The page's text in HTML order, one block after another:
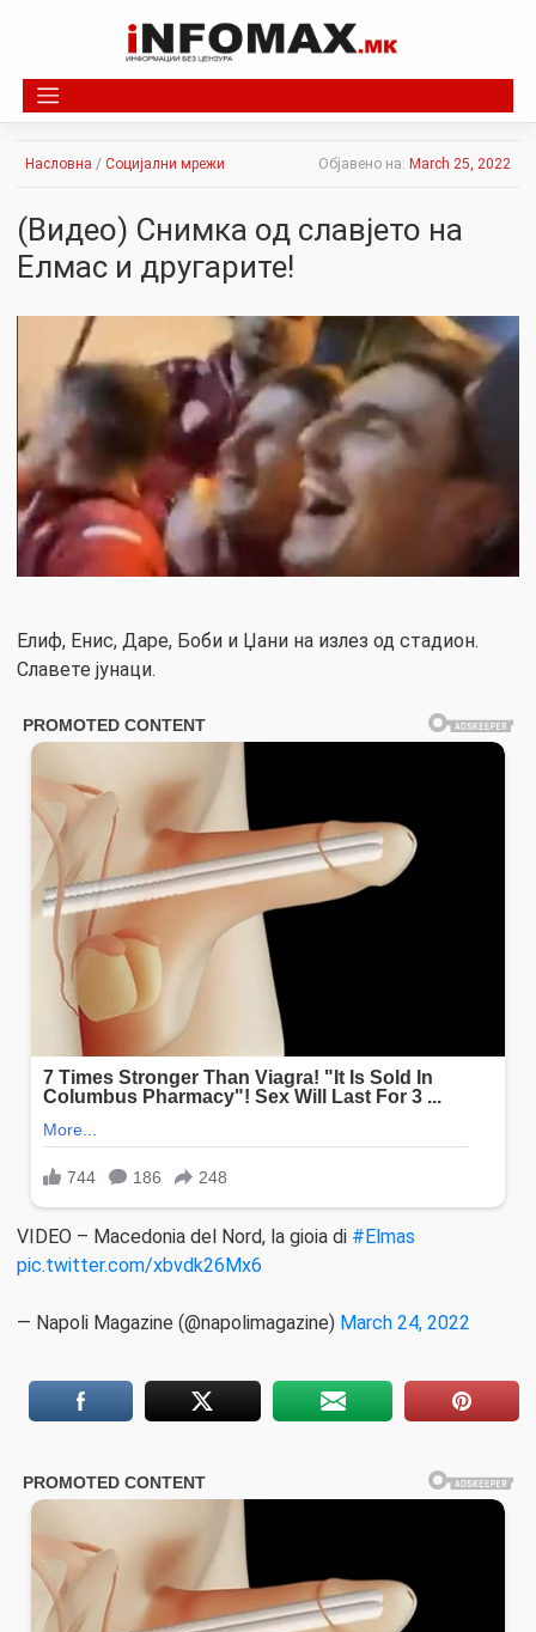
Насловна / Социјални мрежи Објавено на: March 25, 2022
(Видео) Снимка од славјето на
Елмас и другарите!
Елиф, Енис, Даре, Боби и Џани на излез од стадион.
Славете јунаци.
VIDEO – Macedonia del Nord, la gioia di #Elmas
pic.twitter.com/xbvdk26Mx6
— Napoli Magazine (@napolimagazine) March 24, 2022